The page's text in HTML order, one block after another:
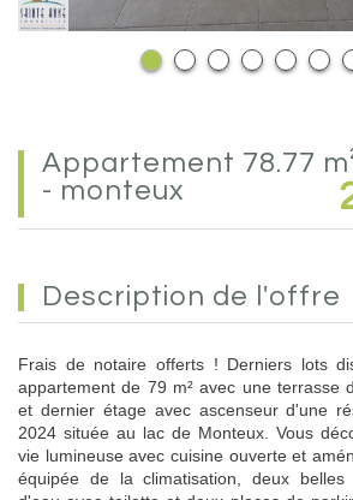
appartement 78.77 m² - 3 pièces
- monteux
description de l'offre
Frais de notaire offerts ! Derniers lots
appartement de 79 m² avec une terrasse
et dernier étage avec ascenseur d'une
2024 située au lac de Monteux. Vous
vie lumineuse avec cuisine ouverte et
équipée de la climatisation, deux belles